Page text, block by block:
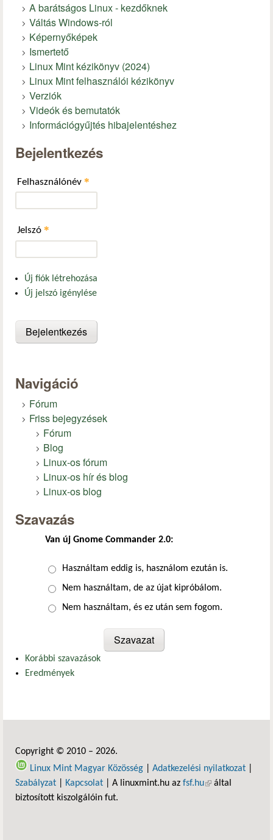
A barátságos Linux - kezdőknek
Váltás Windows-ról
Képernyőképek
Ismertető
Linux Mint kézikönyv (2024)
Linux Mint felhasználói kézikönyv
Verziók
Videók és bemutatók
Információgyűjtés hibajelentéshez
Bejelentkezés
Felhasználónév *
Jelszó *
Új fiók létrehozása
Új jelszó igénylése
Navigáció
Fórum
Friss bejegyzések
Fórum
Blog
Linux-os fórum
Linux-os hír és blog
Linux-os blog
Szavazás
Van új Gnome Commander 2.0:
Választások
Használtam eddig is, használom ezután is.
Nem használtam, de az újat kipróbálom.
Nem használtam, és ez után sem fogom.
Korábbi szavazások
Eredmények
Copyright © 2010 – 2026.
Linux Mint Magyar Közösség
Adatkezelési nyilatkozat
Szabályzat
Kapcsolat | A linuxmint.hu az fsf.hu(külső hivatkozás)
által
biztosított kiszolgálóin fut.